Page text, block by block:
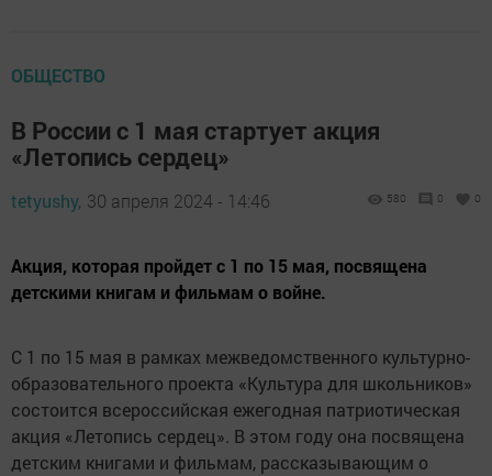
ОБЩЕСТВО
В России с 1 мая стартует акция
«Летопись сердец»
tetyushy, 30 апреля 2024 - 14:46 580 0 0
Акция, которая пройдет с 1 по 15 мая, посвящена
детскими книгам и фильмам о войне.
С 1 по 15 мая в рамках межведомственного культурно-
образовательного проекта «Культура для школьников»
состоится всероссийская ежегодная патриотическая
акция «Летопись сердец». В этом году она посвящена
детским книгами и фильмам, рассказывающим о